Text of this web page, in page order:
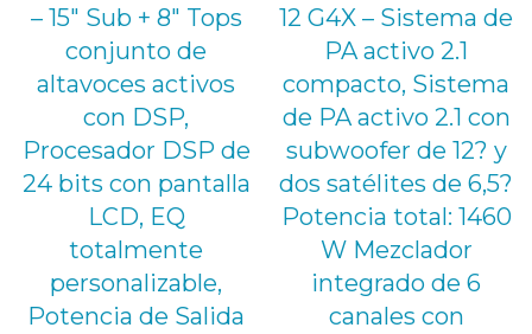
– 15″ Sub + 8″ Tops
conjunto de
altavoces activos
con DSP,
Procesador DSP de
24 bits con pantalla
LCD, EQ
totalmente
personalizable,
Potencia de Salida
12 G4X – Sistema de
PA activo 2.1
compacto, Sistema
de PA activo 2.1 con
subwoofer de 12? y
dos satélites de 6,5?
Potencia total: 1460
W Mezclador
integrado de 6
canales con